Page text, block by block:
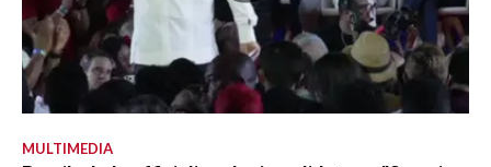
MULTIMEDIA